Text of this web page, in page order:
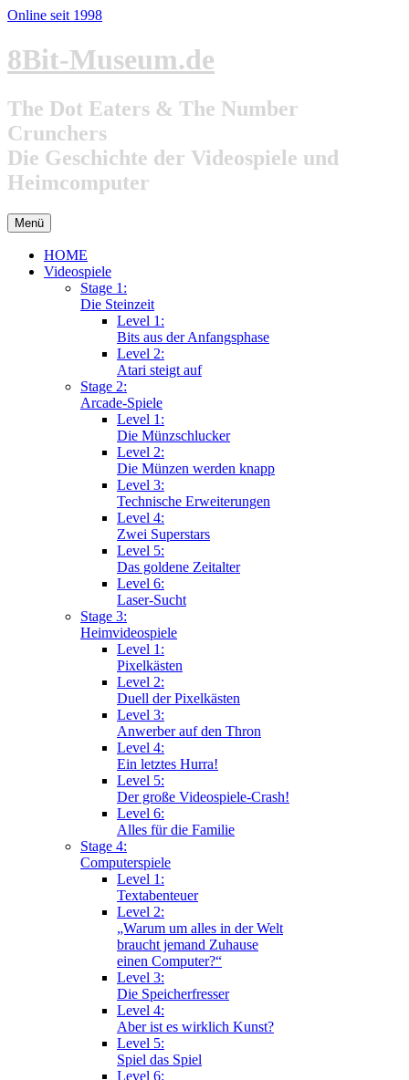
Online seit 1998
Zum
Inhalt
8Bit-Museum.de
The Dot Eaters & The Number
Crunchers
Die Geschichte der Videospiele und
Heimcomputer
Menü
HOME
Videospiele
Stage 1:
Die Steinzeit
Level 1:
Bits aus der Anfangsphase
Level 2:
Atari steigt auf
Stage 2:
Arcade-Spiele
Level 1:
Die Münzschlucker
Level 2:
Die Münzen werden knapp
Level 3:
Technische Erweiterungen
Level 4:
Zwei Superstars
Level 5:
Das goldene Zeitalter
Level 6:
Laser-Sucht
Stage 3:
Heimvideospiele
Level 1:
Pixelkästen
Level 2:
Duell der Pixelkästen
Level 3:
Anwerber auf den Thron
Level 4:
Ein letztes Hurra!
Level 5:
Der große Videospiele-Crash!
Level 6:
Alles für die Familie
Stage 4:
Computerspiele
Level 1:
Textabenteuer
Level 2:
„Warum um alles in der Welt
braucht jemand Zuhause
einen Computer?“
Level 3:
Die Speicherfresser
Level 4:
Aber ist es wirklich Kunst?
Level 5:
Spiel das Spiel
Level 6: